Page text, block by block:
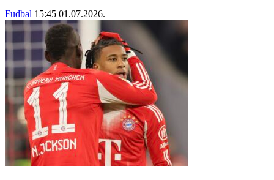
Fudbal 15:45 01.07.2026.